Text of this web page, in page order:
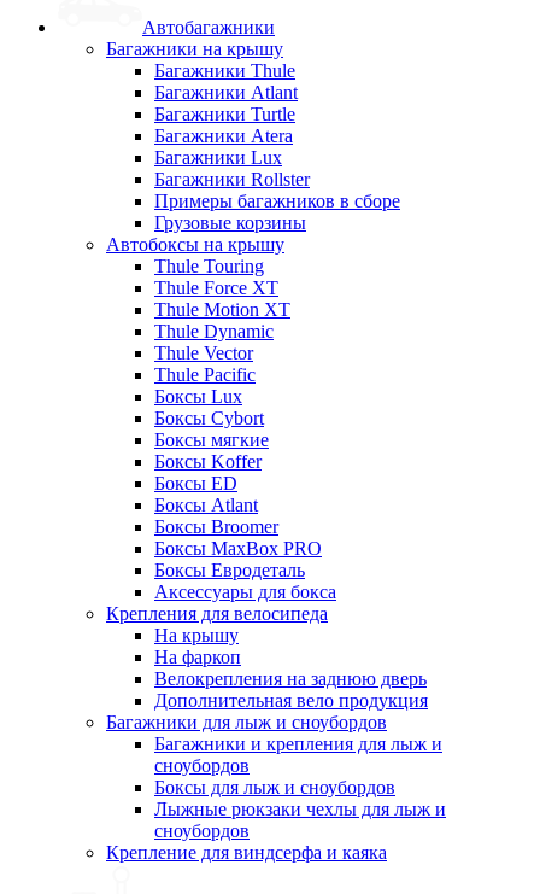
Автобагажники
Багажники на крышу
Багажники Thule
Багажники Atlant
Багажники Turtle
Багажники Atera
Багажники Lux
Багажники Rollster
Примеры багажников в сборе
Грузовые корзины
Автобоксы на крышу
Thule Touring
Thule Force XT
Thule Motion XT
Thule Dynamic
Thule Vector
Thule Pacific
Боксы Lux
Боксы Cybort
Боксы мягкие
Боксы Koffer
Боксы ED
Боксы Atlant
Боксы Broomer
Боксы MaxBox PRO
Боксы Евродеталь
Аксессуары для бокса
Крепления для велосипеда
На крышу
На фаркоп
Велокрепления на заднюю дверь
Дополнительная вело продукция
Багажники для лыж и сноубордов
Багажники и крепления для лыж и
сноубордов
Боксы для лыж и сноубордов
Лыжные рюкзаки чехлы для лыж и
сноубордов
Крепление для виндсерфа и каяка